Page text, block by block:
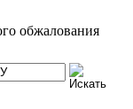
обжалования